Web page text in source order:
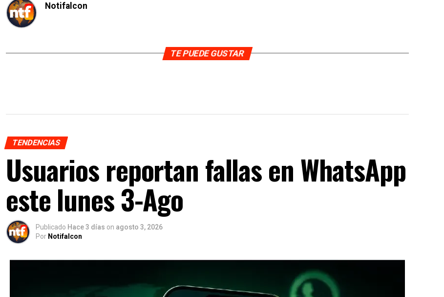
Notifalcon
TE PUEDE GUSTAR
TENDENCIAS
Usuarios reportan fallas en WhatsApp
este lunes 3-Ago
Publicado Hace 3 días on agosto 3, 2026
Por Notifalcon